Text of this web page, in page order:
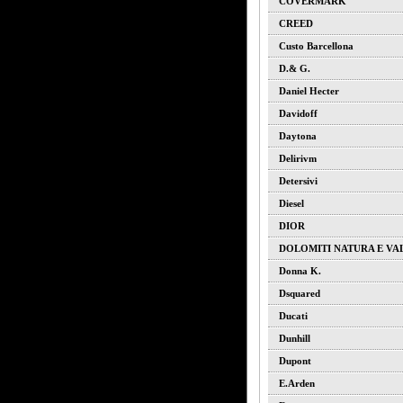
CREED
Custo Barcellona
D.& G.
Daniel Hecter
Davidoff
Daytona
Delirivm
Detersivi
Diesel
DIOR
DOLOMITI NATURA E
Donna K.
Dsquared
Ducati
Dunhill
Dupont
E.arden